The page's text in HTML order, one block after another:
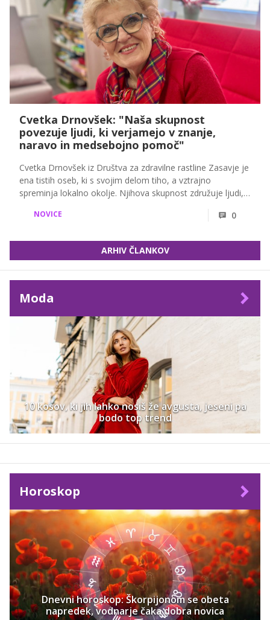
Cvetka Drnovšek: "Naša skupnost
povezuje ljudi, ki verjamejo v znanje,
naravo in medsebojno pomoč"
Cvetka Drnovšek iz Društva za zdravilne rastline Zasavje je
ena tistih oseb, ki s svojim delom tiho, a vztrajno
spreminja lokalno okolje. Njihova skupnost združuje ljudi,
znanja. V pogovoru je razkrila, kako delujejo, komu
poslanstva.
NOVICE 0
ARHIV ČLANKOV
Moda
10 kosov, ki jih lahko nosiš že avgusta, jeseni pa
bodo top trend
Horoskop
Dnevni horoskop: Škorpijonom se obeta
napredek, vodnarje čaka dobra novica